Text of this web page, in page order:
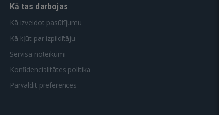
Kā tas darbojas
Kā izveidot pasūtījumu
Kā kļūt par izpildītāju
Servisa noteikumi
Konfidencialitātes politika
Pārvaldīt preferences